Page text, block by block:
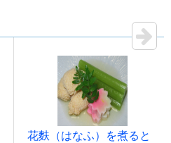
花麩（はなふ）を煮ると